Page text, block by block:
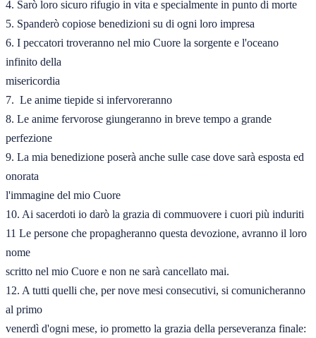
4. Sarò loro sicuro rifugio in vita e specialmente in punto di morte
5. Spanderò copiose benedizioni su di ogni loro impresa
6. I peccatori troveranno nel mio Cuore la sorgente e l'oceano
infinito della
misericordia
7.  Le anime tiepide si infervoreranno
8. Le anime fervorose giungeranno in breve tempo a grande
perfezione
9. La mia benedizione poserà anche sulle case dove sarà esposta ed
onorata
l'immagine del mio Cuore
10. Ai sacerdoti io darò la grazia di commuovere i cuori più induriti
11 Le persone che propagheranno questa devozione, avranno il loro
nome
scritto nel mio Cuore e non ne sarà cancellato mai.
12. A tutti quelli che, per nove mesi consecutivi, si comunicheranno
al primo
venerdì d'ogni mese, io prometto la grazia della perseveranza finale: